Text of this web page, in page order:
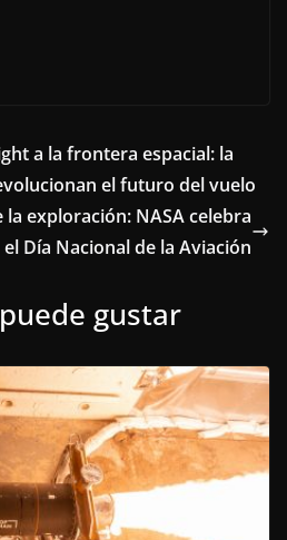
a la frontera espacial: la
el futuro del vuelo
exploración: NASA celebra
el Día Nacional de la Aviación
gustar